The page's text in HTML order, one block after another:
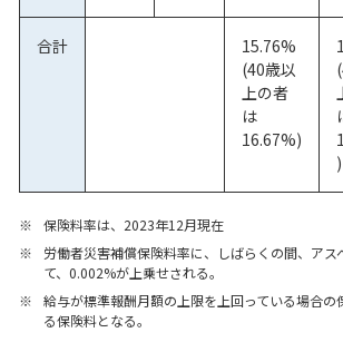
合計
15.76%
(40歳以
上の者
は
16.67%)
)
※
保険料率は、2023年12月現在
※
労働者災害補償保険料率に、しばらくの間、アス
て、0.002%が上乗せされる。
※
給与が標準報酬月額の上限を上回っている場合の
る保険料となる。